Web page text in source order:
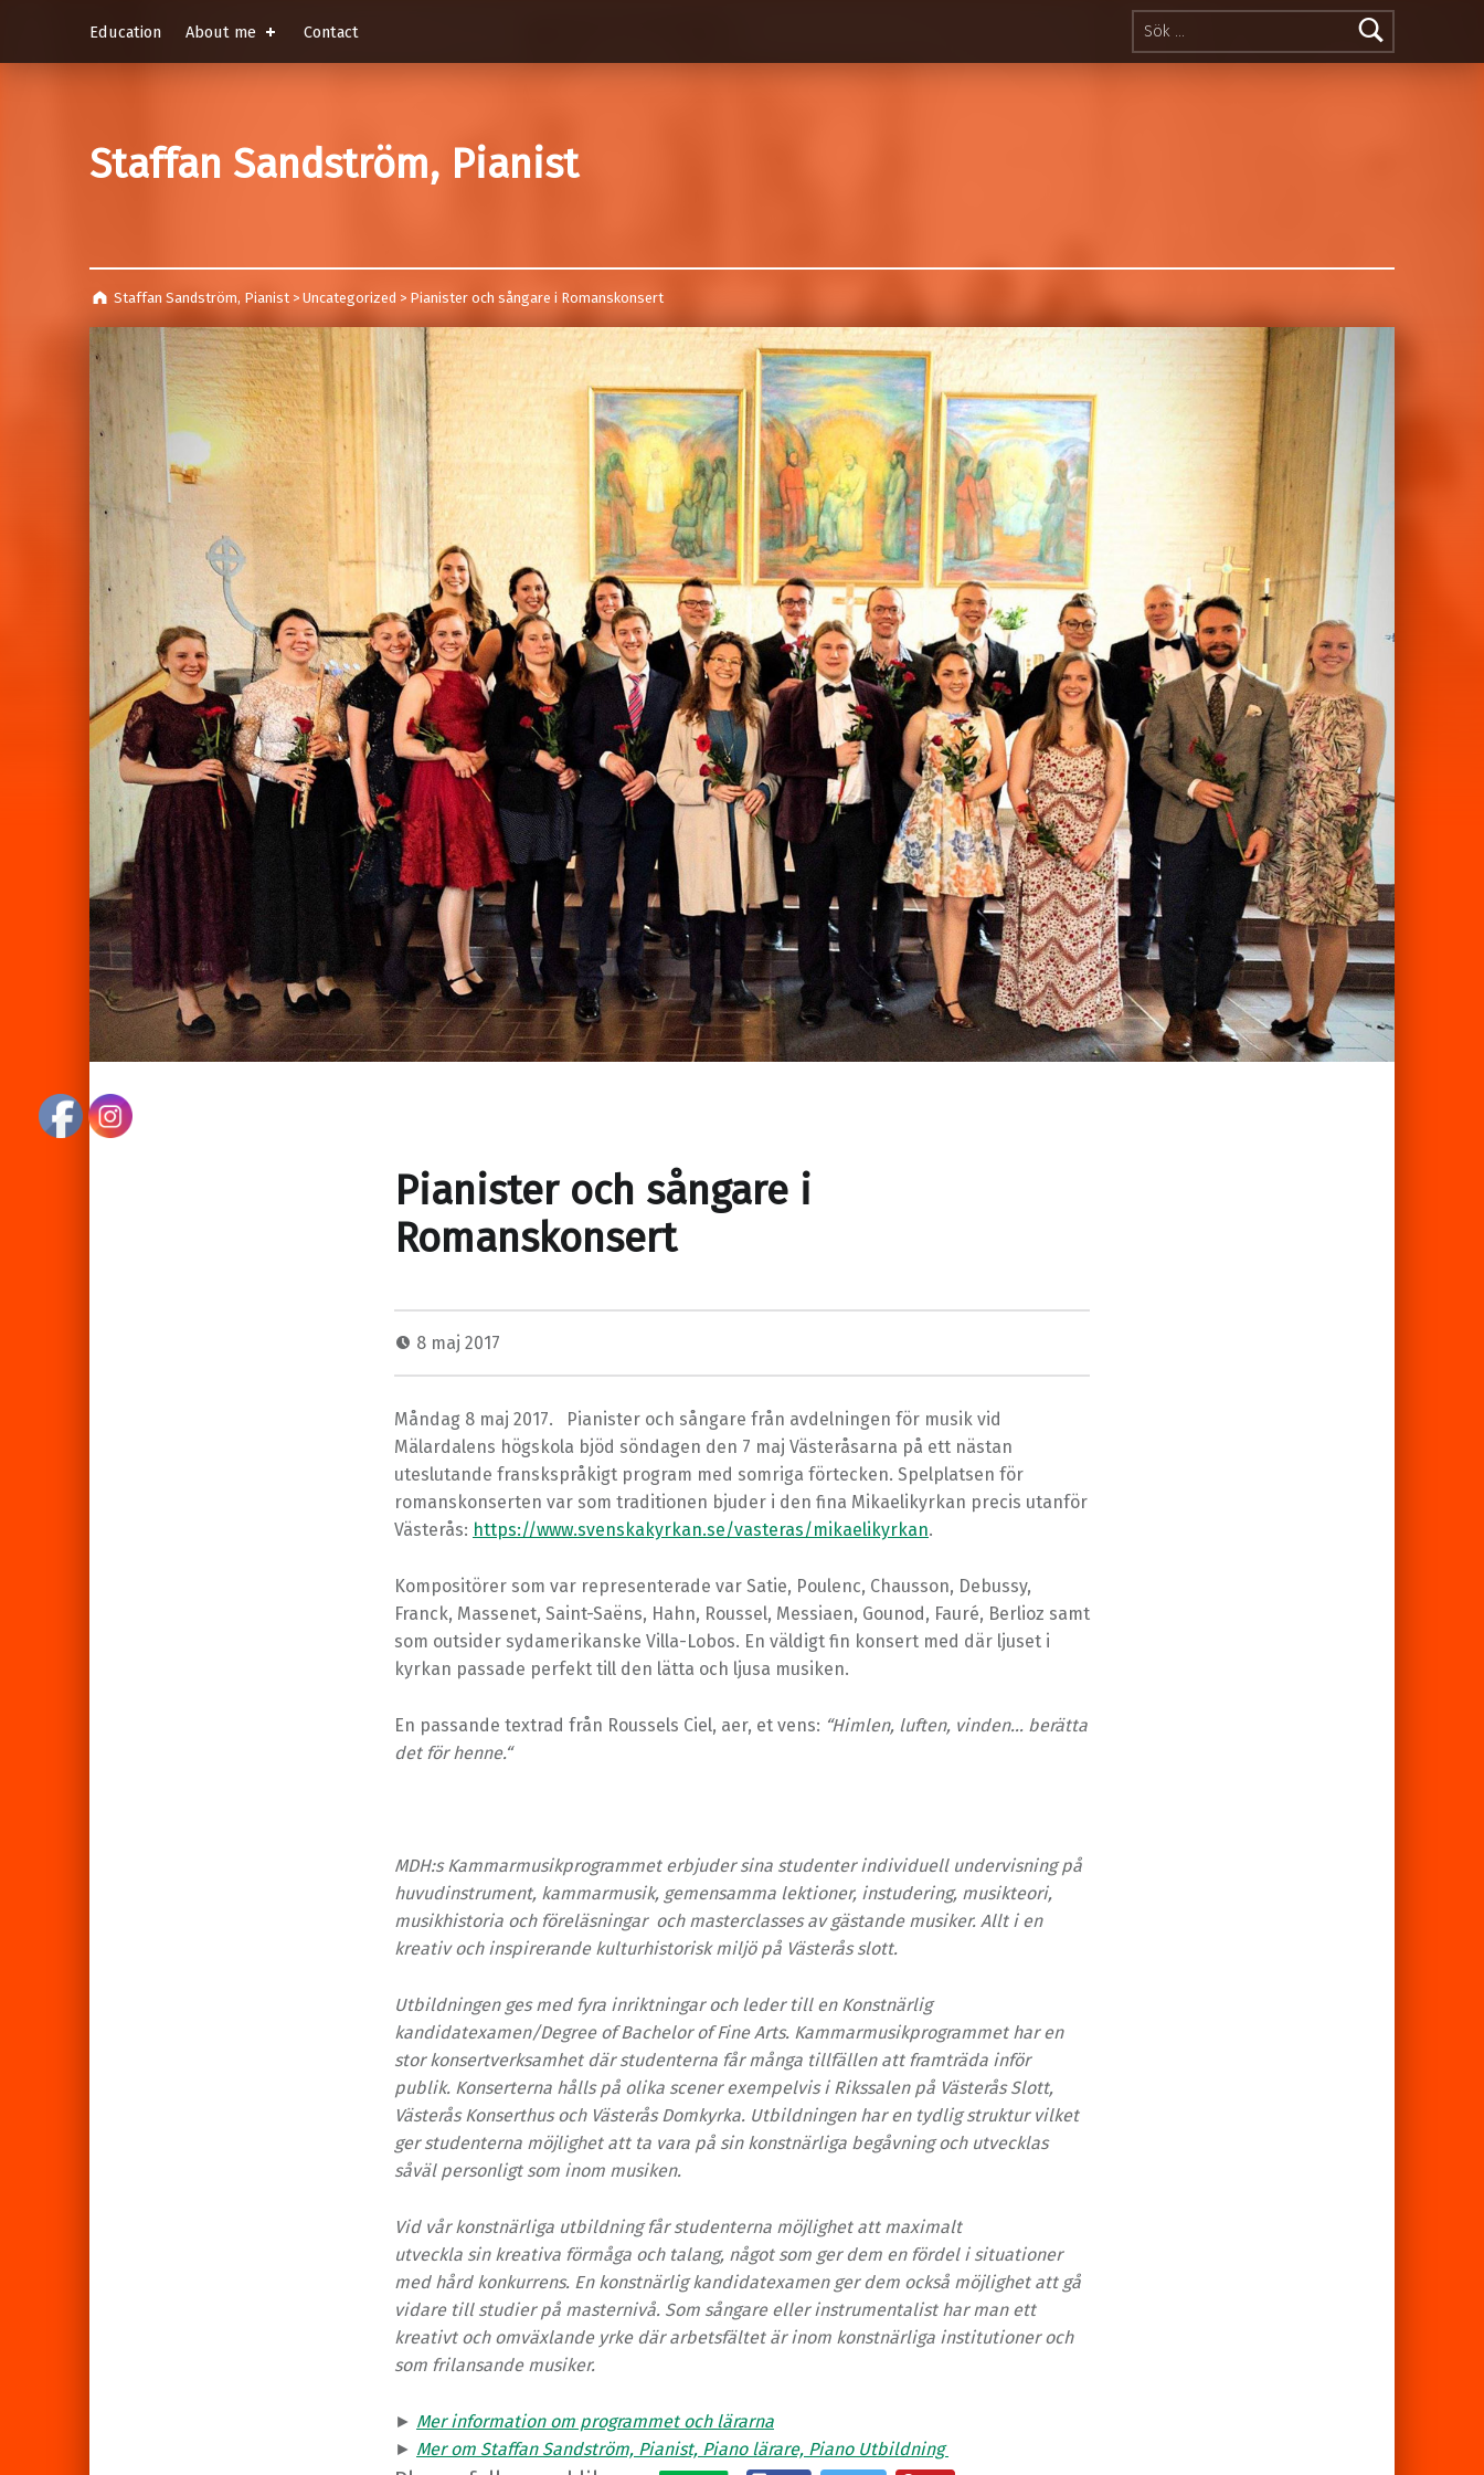
Sök efter:
Education
About me Contact
Staffan Sandström, Pianist
Staffan Sandström, Pianist >Uncategorized > Pianister och sångare i Romanskonsert
Pianister och sångare i
Romanskonsert
8 maj 2017
Måndag 8 maj 2017. Pianister och sångare från avdelningen för musik vid
Mälardalens högskola bjöd söndagen den 7 maj Västeråsarna på ett nästan
uteslutande franskspråkigt program med somriga förtecken. Spelplatsen för
romanskonserten var som traditionen bjuder i den fina Mikaelikyrkan precis utanför
Västerås: https://www.svenskakyrkan.se/vasteras/mikaelikyrkan.
Kompositörer som var representerade var Satie, Poulenc, Chausson, Debussy,
Franck, Massenet, Saint-Saëns, Hahn, Roussel, Messiaen, Gounod, Fauré, Berlioz samt
som outsider sydamerikanske Villa-Lobos. En väldigt fin konsert med där ljuset i
kyrkan passade perfekt till den lätta och ljusa musiken.
En passande textrad från Roussels Ciel, aer, et vens: “Himlen, luften, vinden… berätta
det för henne.“
MDH:s Kammarmusikprogrammet erbjuder sina studenter individuell undervisning på
huvudinstrument, kammarmusik, gemensamma lektioner, instudering, musikteori,
musikhistoria och föreläsningar och masterclasses av gästande musiker. Allt i en
kreativ och inspirerande kulturhistorisk miljö på Västerås slott.
Utbildningen ges med fyra inriktningar och leder till en Konstnärlig
kandidatexamen/Degree of Bachelor of Fine Arts. Kammarmusikprogrammet har en
stor konsertverksamhet där studenterna får många tillfäl­len att framträda inför
publik. Konserterna hålls på olika scener exempelvis i Rikssalen på Västerås Slott,
Västerås Konserthus och Västerås Dom­kyrka. Utbildningen har en tydlig struktur vilket
ger studenterna möjlighet att ta vara på sin konstnärliga be­gåvning och utvecklas
såväl personligt som inom musiken.
Vid vår konst­närliga utbildning får studenterna möjlighet att maximalt
utveckla sin kreativa förmåga och talang, något som ger dem en fördel i situationer
med hård kon­kurrens. En konstnärlig kandidatexamen ger dem också möjlighet att gå
vidare till studier på masternivå. Som sångare eller instrumentalist har man ett
kreativt och omväxlande yrke där arbets­fältet är inom konstnärliga institutioner och
som frilansande musiker.
► Mer information om programmet och lärarna
► Mer om Staffan Sandström, Pianist, Piano lärare, Piano Utbildning